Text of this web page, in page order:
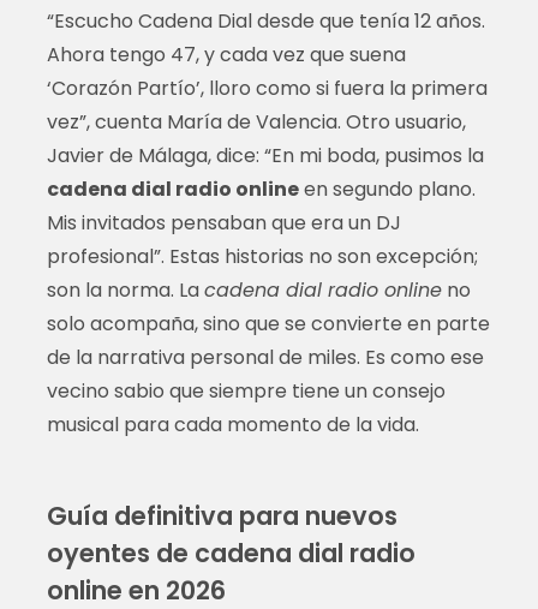
“Escucho Cadena Dial desde que tenía 12 años.
Ahora tengo 47, y cada vez que suena
‘Corazón Partío’, lloro como si fuera la primera
vez”, cuenta María de Valencia. Otro usuario,
Javier de Málaga, dice: “En mi boda, pusimos la
cadena dial radio onlineen segundo plano.
Mis invitados pensaban que era un DJ
profesional”. Estas historias no son excepción;
son la norma. Lacadena dial radio onlineno
solo acompaña, sino que se convierte en parte
de la narrativa personal de miles. Es como ese
vecino sabio que siempre tiene un consejo
musical para cada momento de la vida.
Guía definitiva para nuevos
oyentes de cadena dial radio
online en 2026